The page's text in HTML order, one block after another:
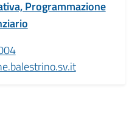
Programmazione